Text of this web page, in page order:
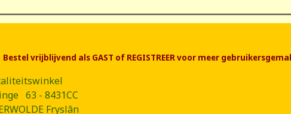
Bestel vrijblijvend als GAST of REGISTREER voor meer
63 - 8431CC
Fryslân